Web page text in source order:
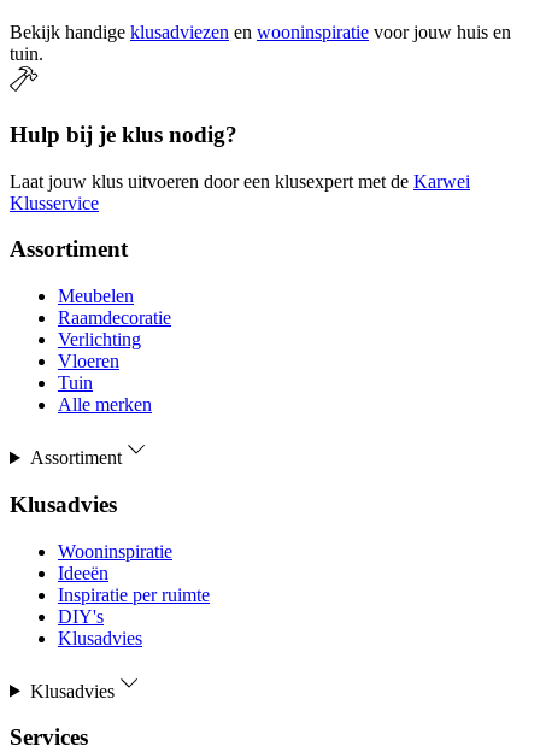
Bekijk handige klusadviezen en wooninspiratie voor jouw huis en
tuin.
Hulp bij je klus nodig?
Laat jouw klus uitvoeren door een klusexpert met de Karwei
Klusservice
Assortiment
Meubelen
Raamdecoratie
Verlichting
Vloeren
Tuin
Alle merken
Assortiment
Klusadvies
Wooninspiratie
Ideeën
Inspiratie per ruimte
DIY's
Klusadvies
Klusadvies
Services